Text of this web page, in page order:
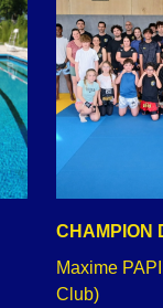
CHAMPION
Maxime
Club)